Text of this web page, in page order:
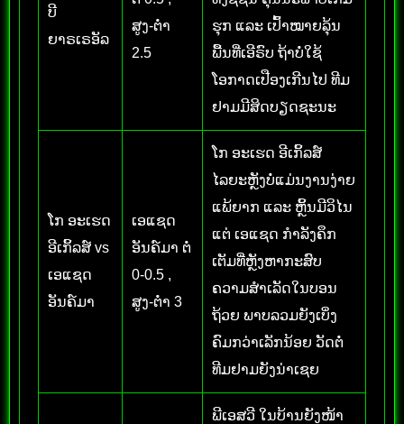
ບີ
ຍາຣເຣອັລ
ສູງ-ຕໍ່າ
2.5
ຮຸກ ແລະ ເປົ້າໝາຍລຸ້ນ
ພື້ນທີ່ເອີຣົບ ຖ້າບໍ່ໃຊ້
ໂອກາດເປືອງເກີນໄປ ທີມ
ຢາມມີສິດບຽດຊະນະ
ໂກ ອະເຮດ
ອີເກິ້ລສ໌ vs
ເອແຊດ
ອັນຄ໌ມາ
ເອແຊດ
ອັນຄ໌ມາ ຕໍ່
0-0.5 ,
ສູງ-ຕໍ່າ 3
ໂກ ອະເຮດ ອີເກິ້ລສ໌
ໄລຍະຫຼັງບໍ່ແມ່ນງານງ່າຍ
ແພ້ຍາກ ແລະ ຫຼິ້ນມີວິໄນ
ແຕ່ ເອແຊດ ກຳລັງຄຶກ
ເຕັມທີ່ຫຼັງຫາກະສົບ
ຄວາມສຳເລັດໃນບອນ
ຖ້ວຍ ພາບລວມຍັງເບິ່ງ
ຄົມກວ່າເລັກນ້ອຍ ວັດຕໍ່
ທີມຢາມຍັງນ່າເຊຍ
ພີເອສວີ ໃນບ້ານຍັງໜ້າ